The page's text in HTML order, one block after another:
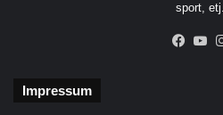
sport, etj.
Impressum